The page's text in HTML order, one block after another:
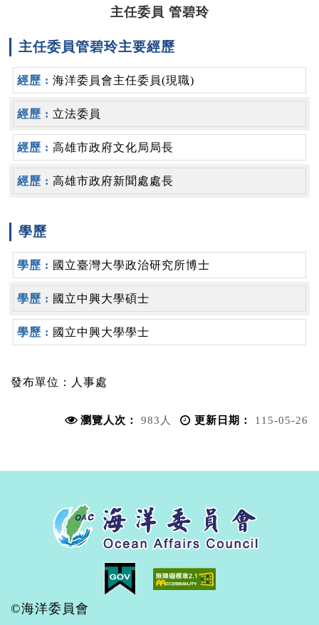
主任委員 管碧玲
主任委員管碧玲主要經歷
海洋委員會主任委員(現職)
立法委員
高雄市政府文化局局長
高雄市政府新聞處處長
學歷
國立臺灣大學政治研究所博士
國立中興大學碩士
國立中興大學學士
發布單位： 人事處
瀏覽人次： 983人 更新日期： 115-05-26
©海洋委員會